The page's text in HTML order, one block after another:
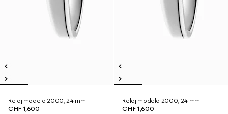
Reloj modelo 2000, 24 mm
CHF 1,600
Reloj modelo 2000, 24 mm
CHF 1,600